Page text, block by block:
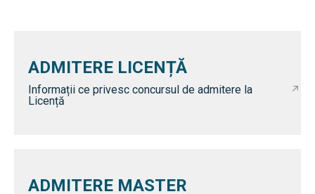
ADMITERE LICENȚĂ
Informații ce privesc concursul de admitere la
Licență
ADMITERE MASTER